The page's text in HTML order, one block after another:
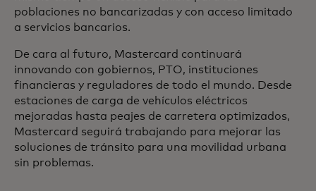
poblaciones no bancarizadas y con acceso limitado
a servicios bancarios.
De cara al futuro, Mastercard continuará
innovando con gobiernos, PTO, instituciones
financieras y reguladores de todo el mundo. Desde
estaciones de carga de vehículos eléctricos
mejoradas hasta peajes de carretera optimizados,
Mastercard seguirá trabajando para mejorar las
soluciones de tránsito para una movilidad urbana
sin problemas.